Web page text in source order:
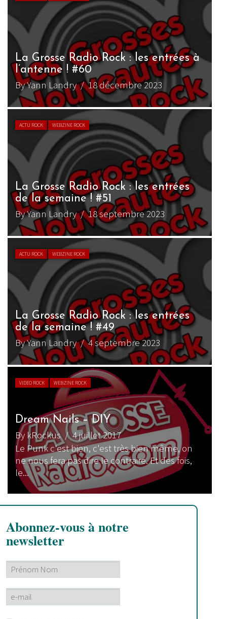
La Grosse Radio Rock : les entrées à
l’antenne ! #60
By Yann Landry/ 18 décembre 2023
ACTU ROCK WEBZINE ROCK
La Grosse Radio Rock : les entrées
de la semaine ! #51
By Yann Landry/ 18 septembre 2023
ACTU ROCK WEBZINE ROCK
La Grosse Radio Rock : les entrées
de la semaine ! #49
By Yann Landry/ 4 septembre 2023
VIDEO ROCK WEBZINE ROCK
Dream Nails – DIY
By kRockus/ 4 juillet 2017
Le Punk c'est bien, c'est très bien même, on
ne nous fera pas dire le contraire. Et des fois,
le...
Abonnez-vous à notre
newsletter